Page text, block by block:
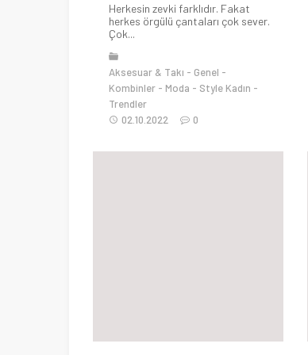
Herkesin zevki farklıdır. Fakat
herkes örgülü çantaları çok sever.
Çok...
Aksesuar & Takı
Genel
Kombinler
Moda
Style Kadın
Trendler
02.10.2022
0